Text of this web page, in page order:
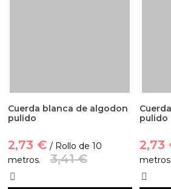
Cuerda blanca de algodon
pulido
2,73 € / Rollo de 10
metros.
3,41 €
pulido
2,73
metros.